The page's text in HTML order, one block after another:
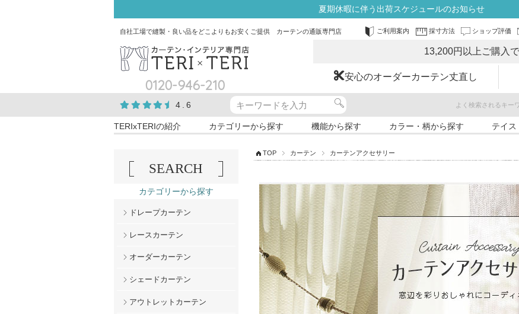
夏期休暇に伴う出荷スケジュールのお知らせ
自社工場で縫製・良い品をどこよりもお安くご提供 カーテンの通販専門店 ご利用案内 採寸方法 ショップ評価
0120-946-210
13,200円以上ご購入で
安心のオーダーカーテン丈直し
4.6 よく検索されるキー
TERIxTERIの紹介 カテゴリーから探す 機能から探す カラー・柄から探す テイス
TOP カーテン カーテンアクセサリー
SEARCH
カテゴリーから探す
ドレープカーテン
レースカーテン
オーダーカーテン
シェードカーテン
アウトレットカーテン